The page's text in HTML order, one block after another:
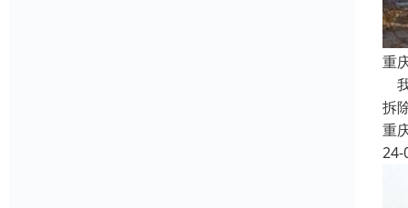
重
拆
重
24-